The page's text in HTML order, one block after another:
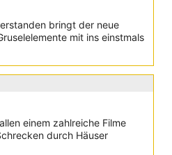
bringt der neue
mit ins einstmals
einem zahlreiche Filme
durch Häuser